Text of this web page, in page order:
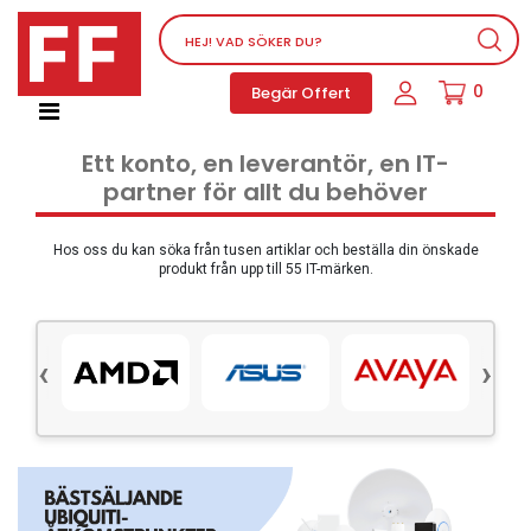
Begär Offert 0
Nätverksutrustning
Service, supportprogram och licenser
Mjukvara
Dator PC-utrustning
Tillbehör
Olika produkter
Kontorsmaterial
Ett konto, en leverantör, en IT-
partner för allt du behöver
Hos oss du kan söka från tusen artiklar och beställa din önskade
produkt från upp till 55 IT-märken.
‹ ›